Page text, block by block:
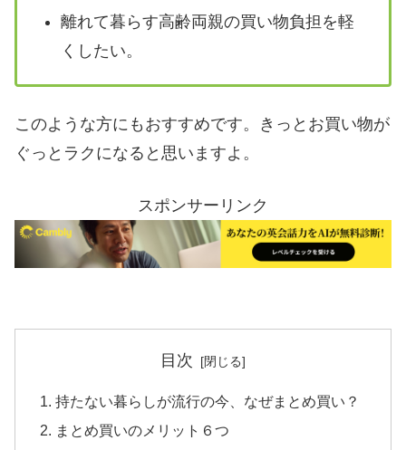
離れて暮らす高齢両親の買い物負担を軽
くしたい。
このような方にもおすすめです。きっとお買い物が
ぐっとラクになると思いますよ。
スポンサーリンク
目次
持たない暮らしが流行の今、なぜまとめ買い？
まとめ買いのメリット６つ